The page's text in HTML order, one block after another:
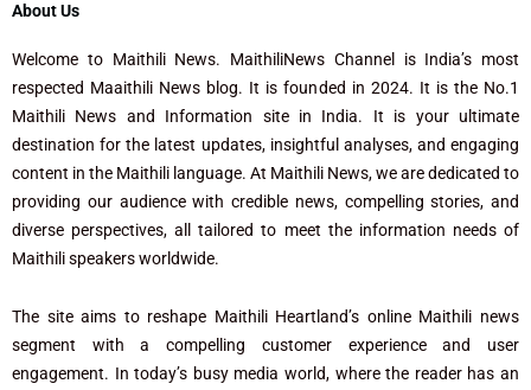
About Us
Welcome to Maithili News. MaithiliNews Channel is India’s most
respected Maaithili News blog. It is founded in 2024. It is the No.1
Maithili News and Information site in India. It is your ultimate
destination for the latest updates, insightful analyses, and engaging
content in the Maithili language. At Maithili News, we are dedicated to
providing our audience with credible news, compelling stories, and
diverse perspectives, all tailored to meet the information needs of
Maithili speakers worldwide.
The site aims to reshape Maithili Heartland’s online Maithili news
segment with a compelling customer experience and user
engagement. In today’s busy media world, where the reader has an